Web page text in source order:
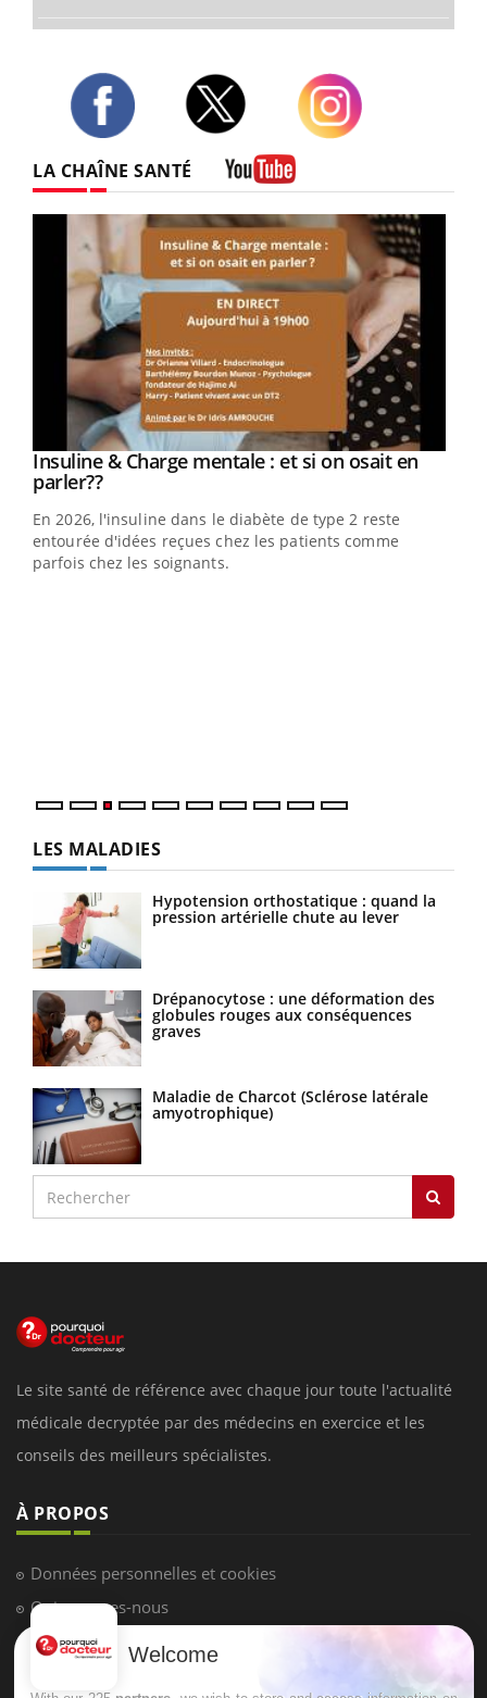
LA CHAÎNE SANTÉ
Youtube
Insuline & Charge mentale : et si on osait en
parler??Youtube
En 2026, l'insuline dans le diabète de type 2 reste
entourée d'idées reçues chez les patients comme
parfois chez les soignants.
LES MALADIES
Hypotension orthostatique : quand la
pression artérielle chute au lever
Drépanocytose : une déformation des
globules rouges aux conséquences
graves
Maladie de Charcot (Sclérose latérale
amyotrophique)
Le site santé de référence avec chaque jour toute l'actualité
médicale decryptée par des médecins en exercice et les
conseils des meilleurs spécialistes.
À PROPOS
Données personnelles et cookies
Qui sommes-nous
Conditions d'utilisation
Welcome